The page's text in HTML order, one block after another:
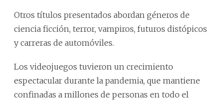
Otros títulos presentados abordan géneros de
ciencia ficción, terror, vampiros, futuros distópicos
y carreras de automóviles.
Los videojuegos tuvieron un crecimiento
espectacular durante la pandemia, que mantiene
confinadas a millones de personas en todo el